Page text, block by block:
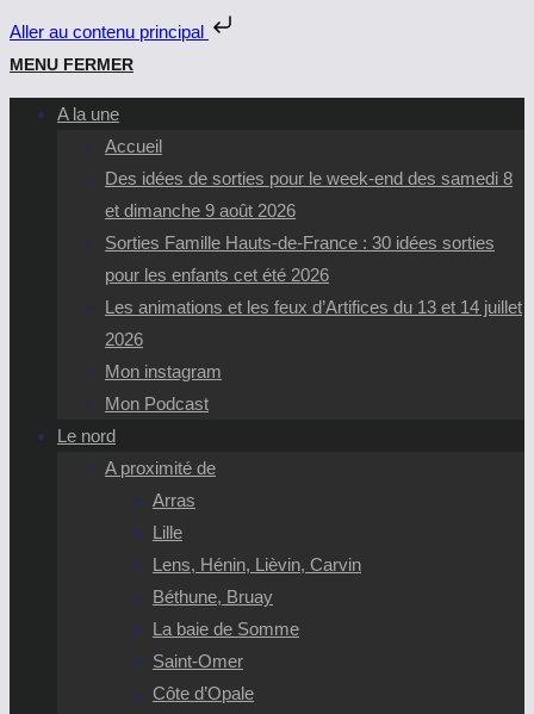
Aller au contenu principal
Skip
to
content
MENU FERMER
A la une
Accueil
Des idées de sorties pour le week-end des samedi 8
et dimanche 9 août 2026
Sorties Famille Hauts-de-France : 30 idées sorties
pour les enfants cet été 2026
Les animations et les feux d’Artifices du 13 et 14 juillet
2026
Mon instagram
Mon Podcast
Le nord
A proximité de
Arras
Lille
Lens, Hénin, Lièvin, Carvin
Béthune, Bruay
La baie de Somme
Saint-Omer
Côte d’Opale